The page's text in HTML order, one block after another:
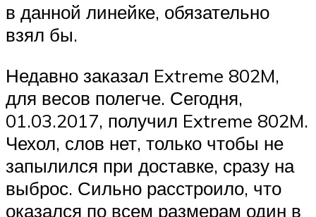
в данной линейке, обязательно
взял бы.
Недавно заказал Extreme 802M,
для весов полегче. Сегодня,
01.03.2017, получил Extreme 802M.
Чехол, слов нет, только чтобы не
запылился при доставке, сразу на
выброс. Сильно расстроило, что
оказался по всем размерам один в